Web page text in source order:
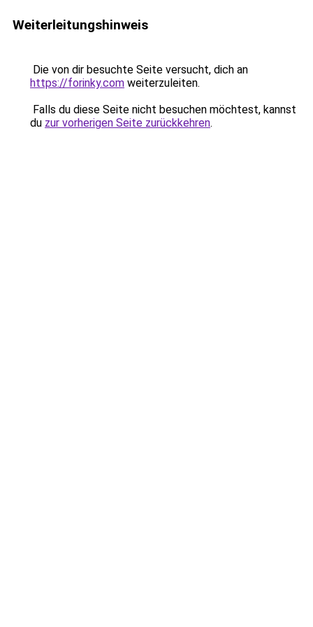
Weiterleitungshinweis
Die von dir besuchte Seite versucht, dich an
https://forinky.com weiterzuleiten.
Falls du diese Seite nicht besuchen möchtest, kannst
du zur vorherigen Seite zurückkehren.